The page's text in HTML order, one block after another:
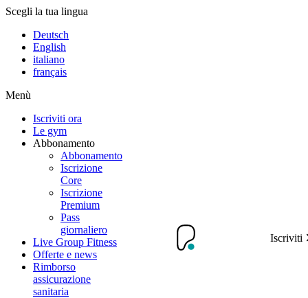
Scegli la tua lingua
Deutsch
English
italiano
français
Menù
Iscriviti ora
Le gym
Abbonamento
Abbonamento
Iscrizione
Core
Iscrizione
Premium
Pass
giornaliero
Live Group Fitness
Offerte e news
Rimborso
assicurazione
sanitaria
Iscriviti